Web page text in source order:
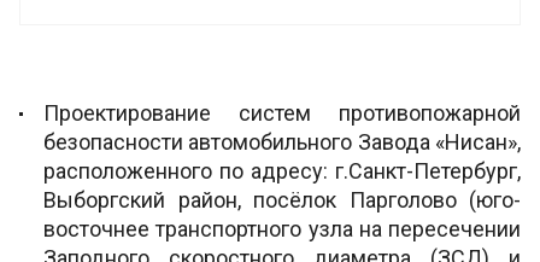
Проектирование систем противопожарной
безопасности автомобильного Завода «Нисан»,
расположенного по адресу: г.Санкт-Петербург,
Выборгский район, посёлок Парголово (юго-
восточнее транспортного узла на пересечении